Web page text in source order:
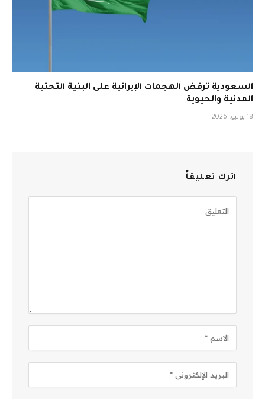
السعودية ترفض الهجمات الإيرانية على البنية التحتية
المدنية والحيوية
18 يوليو، 2026
اترك تعليقاً